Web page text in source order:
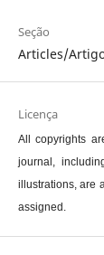
Seção
Articles/
Licença
All copyrights
journal,
illustrations, are
assigned.